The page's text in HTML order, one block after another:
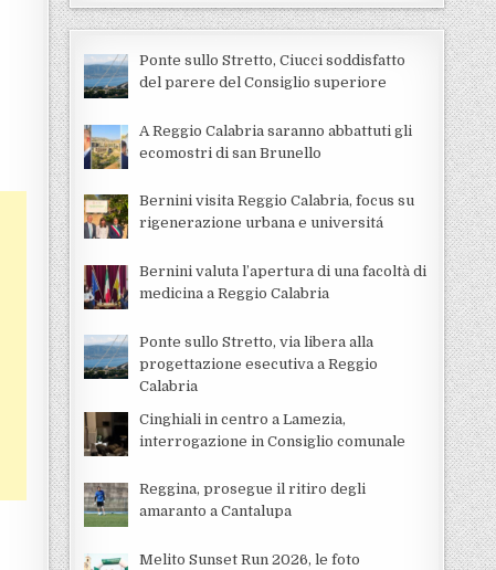
Ponte sullo Stretto, Ciucci soddisfatto
del parere del Consiglio superiore
A Reggio Calabria saranno abbattuti gli
ecomostri di san Brunello
Bernini visita Reggio Calabria, focus su
rigenerazione urbana e universitá
Bernini valuta l’apertura di una facoltà di
medicina a Reggio Calabria
Ponte sullo Stretto, via libera alla
progettazione esecutiva a Reggio
Calabria
Cinghiali in centro a Lamezia,
interrogazione in Consiglio comunale
Reggina, prosegue il ritiro degli
amaranto a Cantalupa
Melito Sunset Run 2026, le foto